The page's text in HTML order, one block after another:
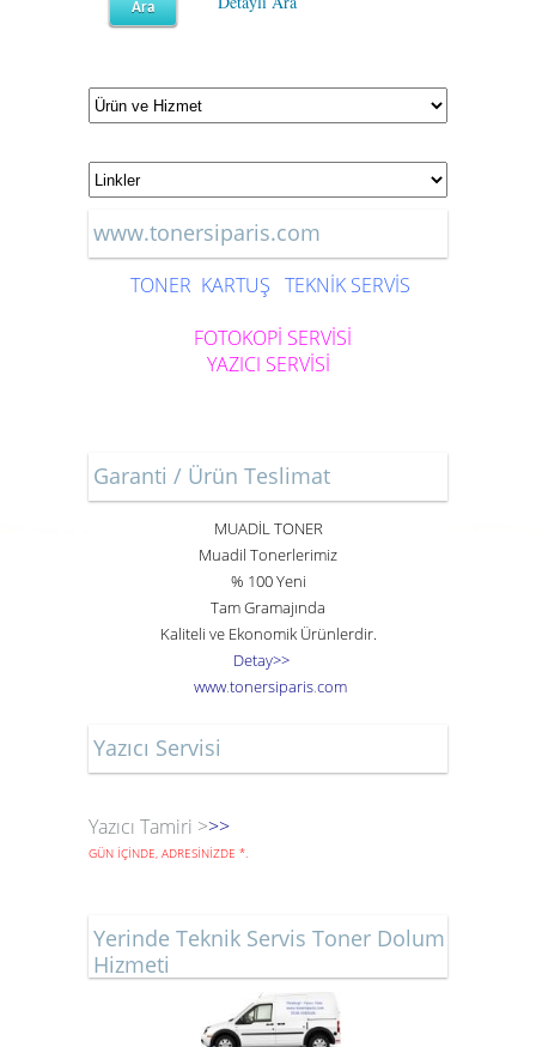
www.tonersiparis.com
TONER KARTUŞ TEKNİK SERVİS
FOTOKOPİ SERVİSİ
YAZICI SERVİSİ
Garanti / Ürün Teslimat
MUADİL TONER
Muadil Tonerlerimiz
% 100 Yeni
Tam Gramajında
Kaliteli ve Ekonomik Ürünlerdir.
Detay>>
www.tonersiparis.com
Yazıcı Servisi
Yazıcı Tamiri >>>
GÜN İÇİNDE, ADRESİNİZDE *.
Yerinde Teknik Servis Toner Dolum
Hizmeti